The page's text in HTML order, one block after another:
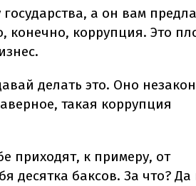
а он вам
конечно, коррупция. Это
делать это. Оно
такая коррупция
приходят, к примеру, от
десятка баксов. За что? Да